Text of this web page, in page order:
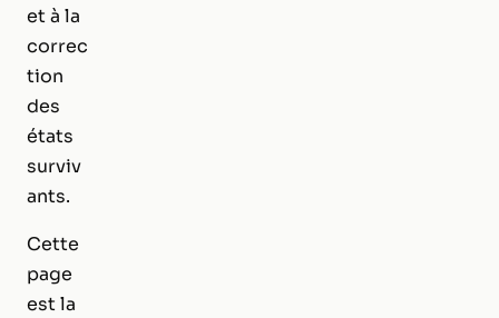
et à la
correc
tion
des
états
surviv
ants.
Cette
page
est la